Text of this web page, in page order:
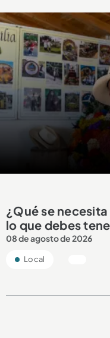
¿Qué se
lo que debes
08 de agosto de 2026
Local